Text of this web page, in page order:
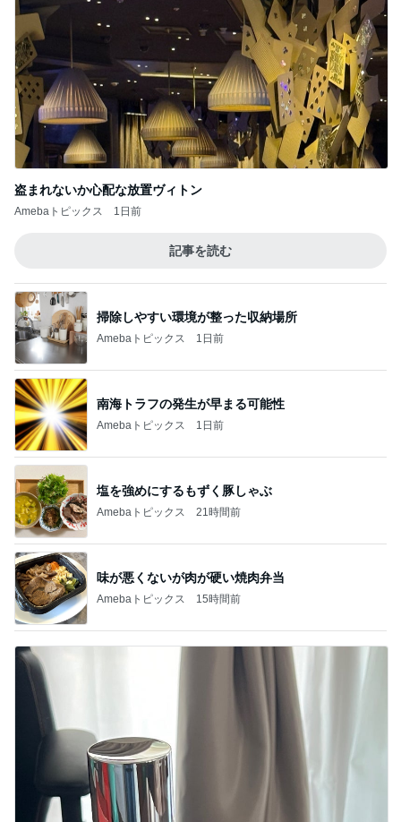
盗まれないか心配な放置ヴィトン
Amebaトピックス 1日前
記事を読む
掃除しやすい環境が整った収納場所
Amebaトピックス 1日前
南海トラフの発生が早まる可能性
Amebaトピックス 1日前
塩を強めにするもずく豚しゃぶ
Amebaトピックス 21時間前
味が悪くないが肉が硬い焼肉弁当
Amebaトピックス 15時間前